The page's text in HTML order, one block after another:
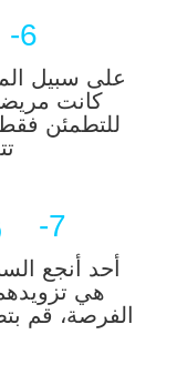
6- تابع صحتهم:
على سبيل
كانت
للتطمئن
7- زودهم بالإحالات:
أحد أنجع
هي
الفرصة، قم